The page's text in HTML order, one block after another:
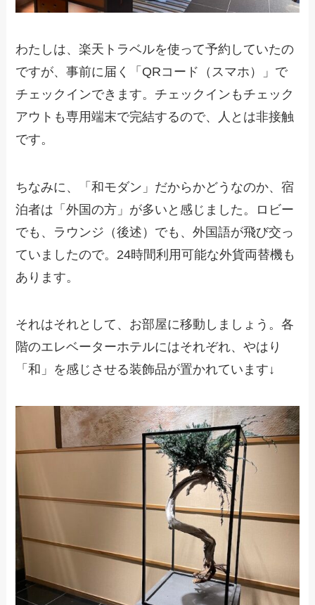
わたしは、楽天トラベルを使って予約していたの
ですが、事前に届く「QRコード（スマホ）」で
チェックインできます。チェックインもチェック
アウトも専用端末で完結するので、人とは非接触
です。
ちなみに、「和モダン」だからかどうなのか、宿
泊者は「外国の方」が多いと感じました。ロビー
でも、ラウンジ（後述）でも、外国語が飛び交っ
ていましたので。24時間利用可能な外貨両替機も
あります。
それはそれとして、お部屋に移動しましょう。各
階のエレベーターホテルにはそれぞれ、やはり
「和」を感じさせる装飾品が置かれています↓